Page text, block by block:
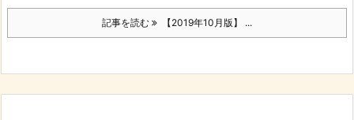
記事を読む 【2019年10月版】 ...